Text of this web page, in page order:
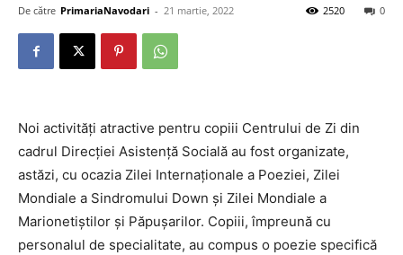
De către PrimariaNavodari - 21 martie, 2022 0
2520
Noi activități atractive pentru copiii Centrului de Zi din
cadrul Direcției Asistență Socială au fost organizate,
astăzi, cu ocazia Zilei Internaționale a Poeziei, Zilei
Mondiale a Sindromului Down și Zilei Mondiale a
Marionetiștilor și Păpușarilor. Copiii, împreună cu
personalul de specialitate, au compus o poezie specifică